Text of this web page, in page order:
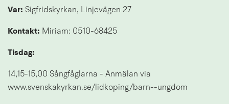
Var: Sigfridskyrkan, Linjevägen 27
Kontakt: Miriam: 0510-68425
Tisdag:
14,15-15,00 Sångfåglarna - Anmälan via
www.svenskakyrkan.se/lidkoping/barn--ungdom